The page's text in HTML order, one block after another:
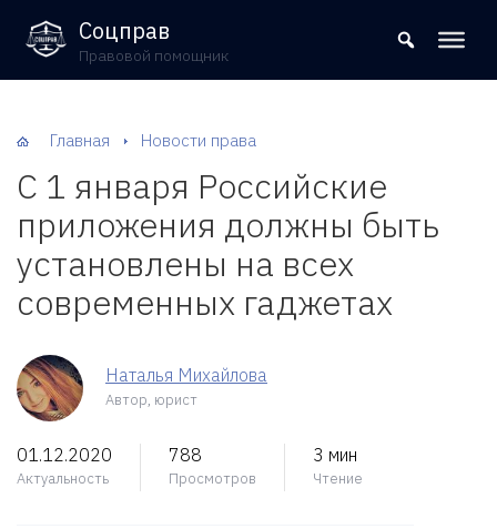
8 (800) 302-09-37
Соцправ
Правовой помощник
Главная Новости права
С 1 января Российские
приложения должны быть
установлены на всех
современных гаджетах
Наталья Михайлова
Автор, юрист
01.12.2020
Актуальность
788
Просмотров
3 мин
Чтение